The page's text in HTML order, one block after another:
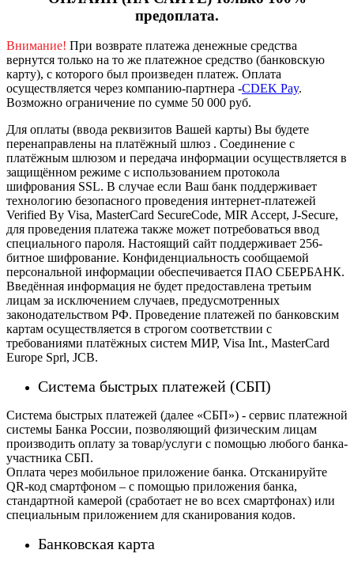
предоплата.
Внимание! При возврате платежа денежные средства
вернутся только на то же платежное средство (банковскую
карту), с которого был произведен платеж. Оплата
осуществляется через компанию-партнера -CDEK Pay.
Возможно ограничение по сумме 50 000 руб.
Для оплаты (ввода реквизитов Вашей карты) Вы будете
перенаправлены на платёжный шлюз . Соединение с
платёжным шлюзом и передача информации осуществляется в
защищённом режиме с использованием протокола
шифрования SSL. В случае если Ваш банк поддерживает
технологию безопасного проведения интернет-платежей
Verified By Visa, MasterCard SecureCode, MIR Accept, J-Secure,
для проведения платежа также может потребоваться ввод
специального пароля. Настоящий сайт поддерживает 256-
битное шифрование. Конфиденциальность сообщаемой
персональной информации обеспечивается ПАО СБЕРБАНК.
Введённая информация не будет предоставлена третьим
лицам за исключением случаев, предусмотренных
законодательством РФ. Проведение платежей по банковским
картам осуществляется в строгом соответствии с
требованиями платёжных систем МИР, Visa Int., MasterCard
Europe Sprl, JCB.
Система быстрых платежей (СБП)
Система быстрых платежей (далее «СБП») - сервис платежной
системы Банка России, позволяющий физическим лицам
производить оплату за товар/услуги с помощью любого банка-
участника СБП.
Оплата через мобильное приложение банка. Отсканируйте
QR-код смартфоном – с помощью приложения банка,
стандартной камерой (сработает не во всех смартфонах) или
специальным приложением для сканирования кодов.
Банковская карта